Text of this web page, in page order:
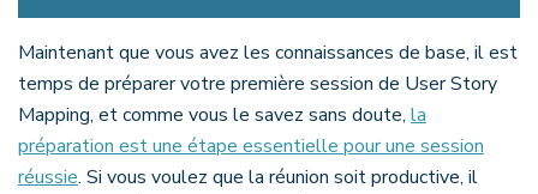
Maintenant que vous avez les connaissances de base, il est
temps de préparer votre première session de User Story
Mapping, et comme vous le savez sans doute, la
préparation est une étape essentielle pour une session
réussie. Si vous voulez que la réunion soit productive, il